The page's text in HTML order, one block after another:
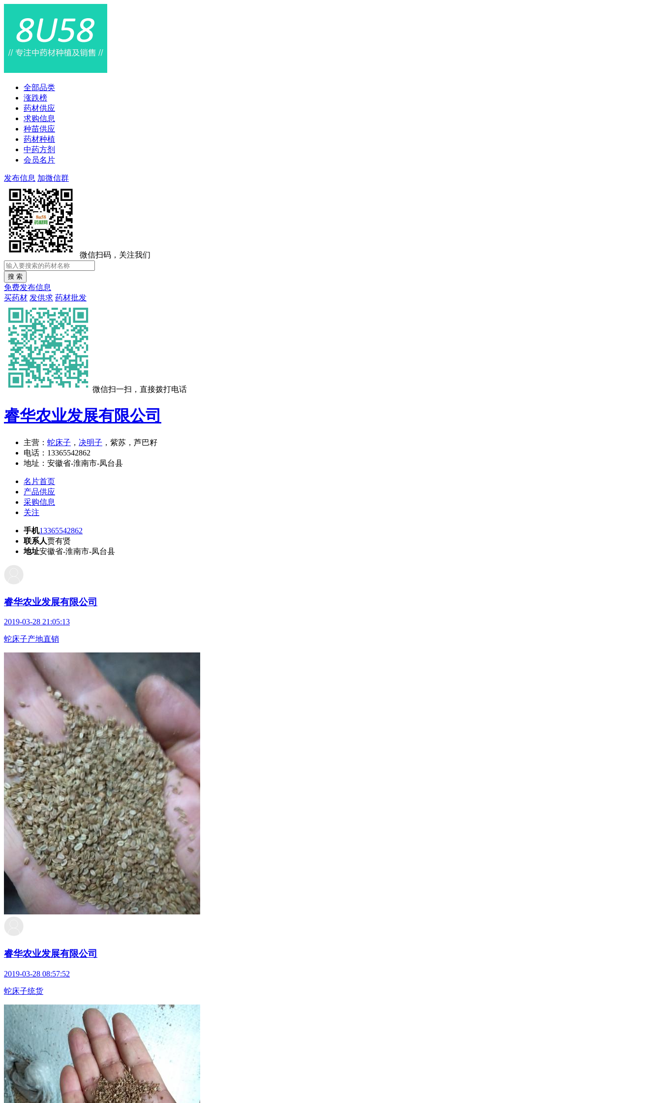
全部品类
涨跌榜
药材供应
求购信息
种苗供应
药材种植
中药方剂
会员名片
发布信息 加微信群
微信扫码，关注我们
免费发布信息
买药材 发供求 药材批发
微信扫一扫，直接拨打电话
睿华农业发展有限公司
主营： 蛇床子 ， 决明子 ，紫苏，芦巴籽
电话： 13365542862
地址： 安徽省-淮南市-凤台县
名片首页
产品供应
采购信息
关注
手机13365542862
联系人贾有贤
地址安徽省-淮南市-凤台县
睿华农业发展有限公司
2019-03-28 21:05:13
蛇床子产地直销
睿华农业发展有限公司
2019-03-28 08:57:52
蛇床子统货